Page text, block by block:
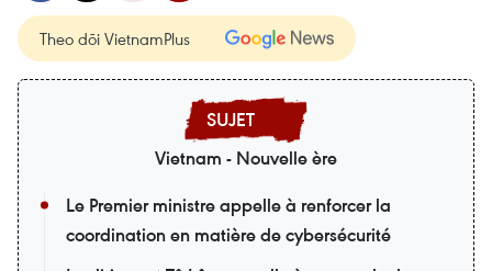
Theo dõi VietnamPlus
Vietnam - Nouvelle ère
Le Premier ministre appelle à renforcer la
coordination en matière de cybersécurité